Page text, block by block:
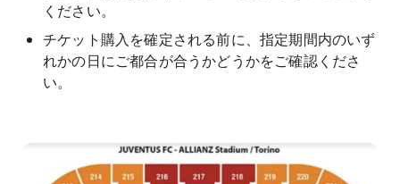
ください。
チケット購入を確定される前に、指定期間内のいず
れかの日にご都合が合うかどうかをご確認くださ
い。